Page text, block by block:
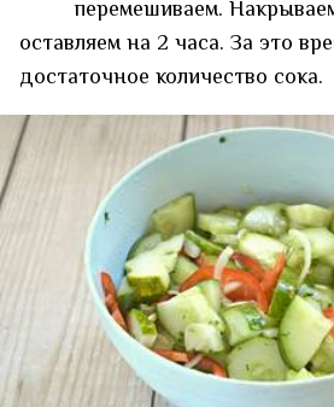
перемешиваем.
оставляем на 2 часа. За это
достаточное количество сока.